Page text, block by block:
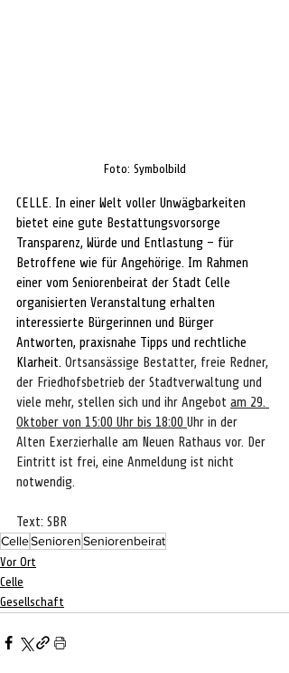
Foto: Symbolbild
CELLE. In einer Welt voller Unwägbarkeiten
bietet eine gute Bestattungsvorsorge
Transparenz, Würde und Entlastung – für
Betroffene wie für Angehörige. Im Rahmen
einer vom Seniorenbeirat der Stadt Celle
organisierten Veranstaltung erhalten
interessierte Bürgerinnen und Bürger
Antworten, praxisnahe Tipps und rechtliche
Klarheit. Ortsansässige Bestatter, freie Redner,
der Friedhofsbetrieb der Stadtverwaltung und
viele mehr, stellen sich und ihr Angebot am 29.
Oktober von 15:00 Uhr bis 18:00 Uhr in der
Alten Exerzierhalle am Neuen Rathaus vor. Der
Eintritt ist frei, eine Anmeldung ist nicht
notwendig.
Text: SBR
CelleSeniorenSeniorenbeirat
Vor Ort
Celle
Gesellschaft